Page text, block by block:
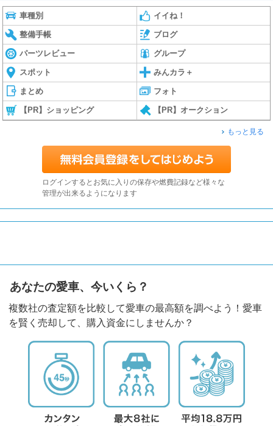
車種別 イイね！
整備手帳 ブログ
パーツレビュー グループ
スポット みんカラ＋
まとめ フォト
【PR】ショッピング 【PR】オークション
もっと見る
ログインするとお気に入りの保存や燃費記録など様々な
管理が出来るようになります
あなたの愛車、今いくら？
複数社の査定額を比較して愛車の最高額を調べよう！愛車
を賢く売却して、購入資金にしませんか？